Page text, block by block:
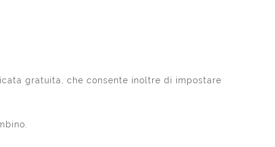
gratuita, che consente inoltre di impostare